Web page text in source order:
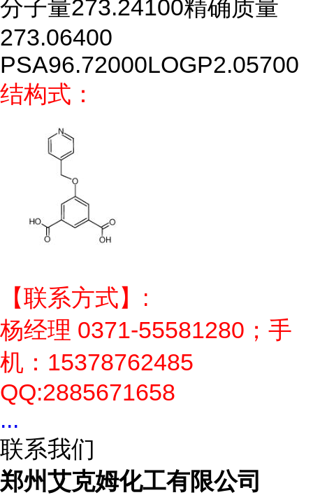
分子量273.24100精确质量
273.06400
PSA96.72000LOGP2.05700
结构式：
【联系方式】:
杨经理 0371-55581280；手
机：15378762485
QQ:2885671658
...
联系我们
郑州艾克姆化工有限公司